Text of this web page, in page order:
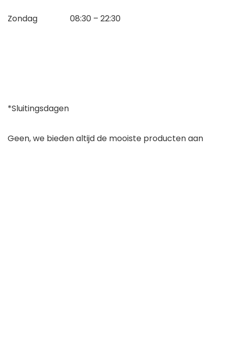
Zondag 08:30 – 22:30
*Sluitingsdagen
Geen, we bieden altijd de mooiste producten aan